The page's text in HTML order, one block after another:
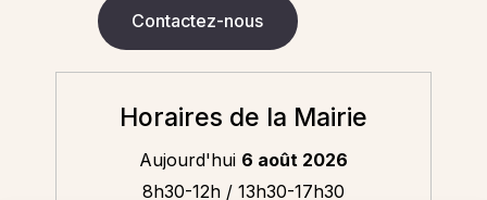
Contactez-nous
Horaires de la Mairie
Aujourd'hui 6 août 2026
8h30-12h / 13h30-17h30